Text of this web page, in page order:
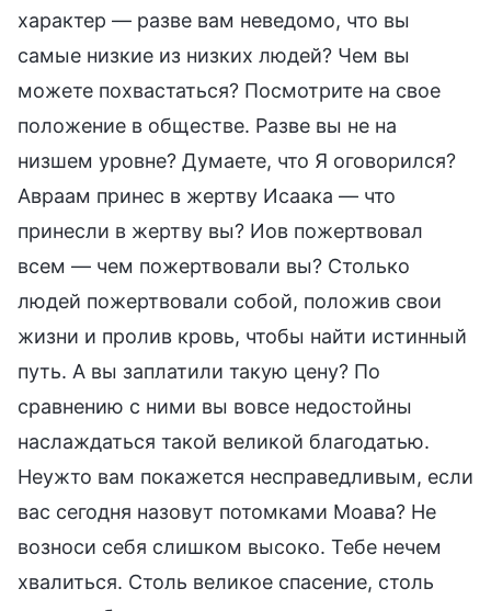
характер — разве вам неведомо, что вы
самые низкие из низких людей? Чем вы
можете похвастаться? Посмотрите на свое
положение в обществе. Разве вы не на
низшем уровне? Думаете, что Я оговорился?
Авраам принес в жертву Исаака — что
принесли в жертву вы? Иов пожертвовал
всем — чем пожертвовали вы? Столько
людей пожертвовали собой, положив свои
жизни и пролив кровь, чтобы найти истинный
путь. А вы заплатили такую цену? По
сравнению с ними вы вовсе недостойны
наслаждаться такой великой благодатью.
Неужто вам покажется несправедливым, если
вас сегодня назовут потомками Моава? Не
возноси себя слишком высоко. Тебе нечем
хвалиться. Столь великое спасение, столь